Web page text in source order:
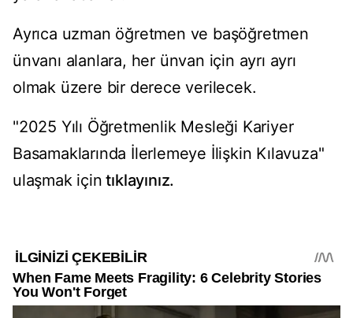
Ayrıca uzman öğretmen ve başöğretmen
ünvanı alanlara, her ünvan için ayrı ayrı
olmak üzere bir derece verilecek.
"2025 Yılı Öğretmenlik Mesleği Kariyer
Basamaklarında İlerlemeye İlişkin Kılavuza"
ulaşmak için tıklayınız.